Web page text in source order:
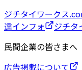
ジチタイワークス
達インフォ
ジチタ
民間企業の皆さまへ
広告掲載について